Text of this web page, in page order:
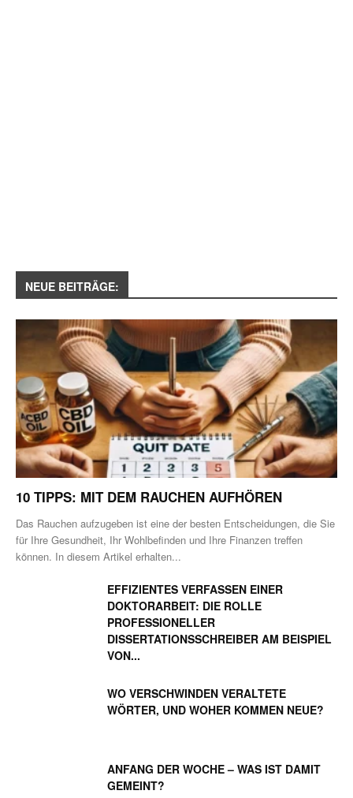
NEUE BEITRÄGE:
10 TIPPS: MIT DEM RAUCHEN AUFHÖREN
Das Rauchen aufzugeben ist eine der besten Entscheidungen, die Sie
für Ihre Gesundheit, Ihr Wohlbefinden und Ihre Finanzen treffen
können. In diesem Artikel erhalten...
EFFIZIENTES VERFASSEN EINER
DOKTORARBEIT: DIE ROLLE
PROFESSIONELLER
DISSERTATIONSSCHREIBER AM BEISPIEL
VON...
WO VERSCHWINDEN VERALTETE
WÖRTER, UND WOHER KOMMEN NEUE?
ANFANG DER WOCHE – WAS IST DAMIT
GEMEINT?